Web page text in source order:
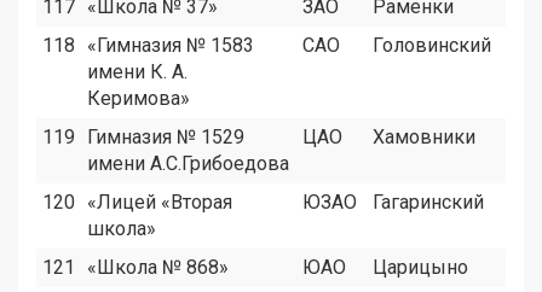
117 «Школа № 37» ЗАО
Раменки
118
«Гимназия № 1583
имени К. А.
Керимова»
САО Головинский
119
Гимназия № 1529
имени А.С.Грибоедова
ЦАО Хамовники
120 «Лицей «Вторая
школа»
ЮЗАО Гагаринский
121 «Школа № 868» ЮАО
Царицыно